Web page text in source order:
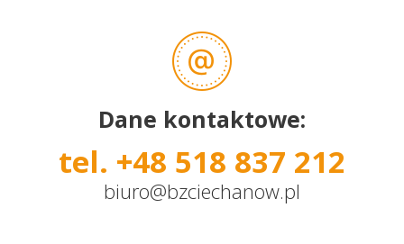
Dane kontaktowe:
tel. +48 518 837 212
biuro@bzciechanow.pl